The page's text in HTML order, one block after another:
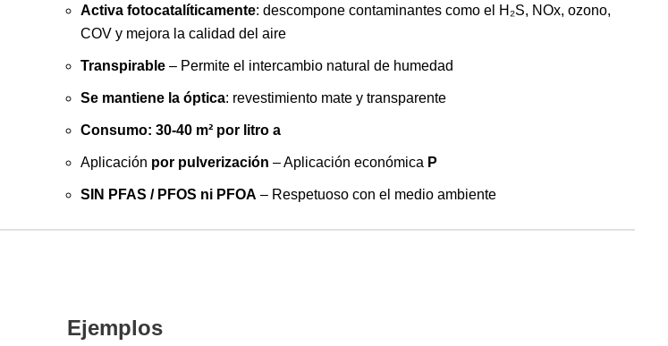
Activa fotocatalíticamente: descompone contaminantes como el H₂S, NOx, ozono,
COV y mejora la calidad del aire
Transpirable – Permite el intercambio natural de humedad
Se mantiene la óptica: revestimiento mate y transparente
Consumo: 30-40 m² por litro a
Aplicación por pulverización – Aplicación económica P
SIN PFAS / PFOS ni PFOA – Respetuoso con el medio ambiente
Ejemplos